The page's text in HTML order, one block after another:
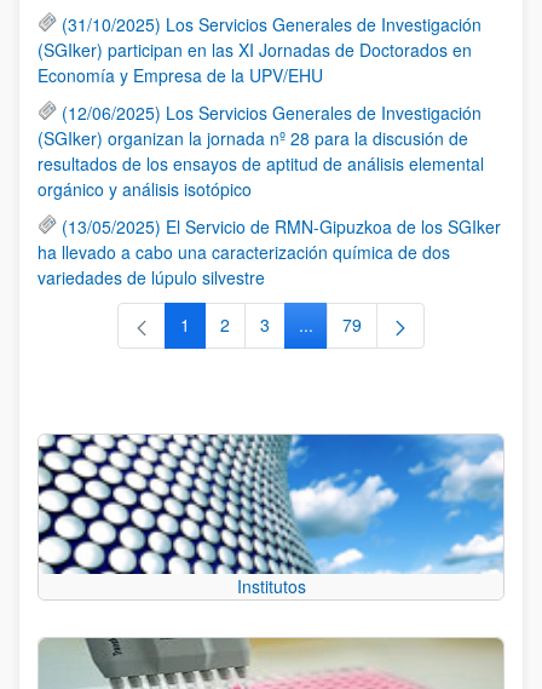
(31/10/2025) Los Servicios Generales de Investigación
(SGIker) participan en las XI Jornadas de Doctorados en
Economía y Empresa de la UPV/EHU
(12/06/2025) Los Servicios Generales de Investigación
(SGIker) organizan la jornada nº 28 para la discusión de
resultados de los ensayos de aptitud de análisis elemental
orgánico y análisis isotópico
(13/05/2025) El Servicio de RMN-Gipuzkoa de los SGIker
ha llevado a cabo una caracterización química de dos
variedades de lúpulo silvestre
Página
1 Página
2 Página
3 ...Páginas intermedias Use TAB
Página
79
Institutos